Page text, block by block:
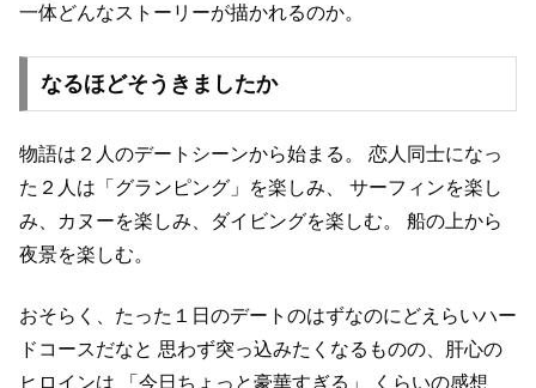
一体どんなストーリーが描かれるのか。
なるほどそうきましたか
物語は２人のデートシーンから始まる。
恋人同士になっ
た２人は「グランピング」を楽しみ、
サーフィンを楽し
み、カヌーを楽しみ、ダイビングを楽しむ。
船の上から
夜景を楽しむ。
おそらく、たった１日のデートのはずなのにどえらいハー
ドコースだなと 思わず突っ込みたくなるものの、肝心の
ヒロインは 「今日ちょっと豪華すぎる」 くらいの感想